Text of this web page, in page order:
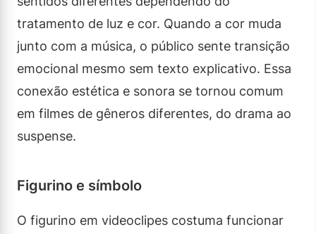
tratamento de luz e cor. Quando a cor muda
junto com a música, o público sente transição
emocional mesmo sem texto explicativo. Essa
conexão estética e sonora se tornou comum
em filmes de gêneros diferentes, do drama ao
suspense.
Figurino e símbolo
O figurino em videoclipes costuma funcionar